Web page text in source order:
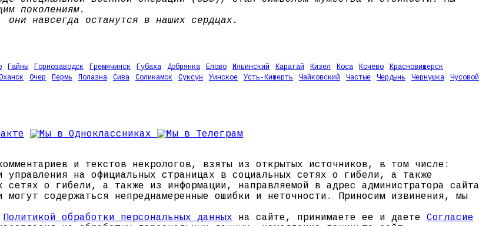
поколениям.
навсегда останутся в наших сердцах.
Гайны Горнозаводск Гремячинск Губаха Добрянка Елово Ильинский Карагай Кизел Коса Кочево
Красновишерск
Очер Пермь Полазна Сива Соликамск Суксун Уинское Усть-Кишерть Чайковский Частые Чердынь Чернушка
Чусовой
и текстов некрологов, взяты из открытых источников, в том числе:
на официальных страницах в социальных сетях о гибели, а также
сетях о гибели, а также из информации, направляемой в адрес администратора сайта
содержаться непреднамеренные ошибки и неточности. Приносим извинения, мы
Политикой обработки персональных данных на сайте, принимаете ее и даете Согласие